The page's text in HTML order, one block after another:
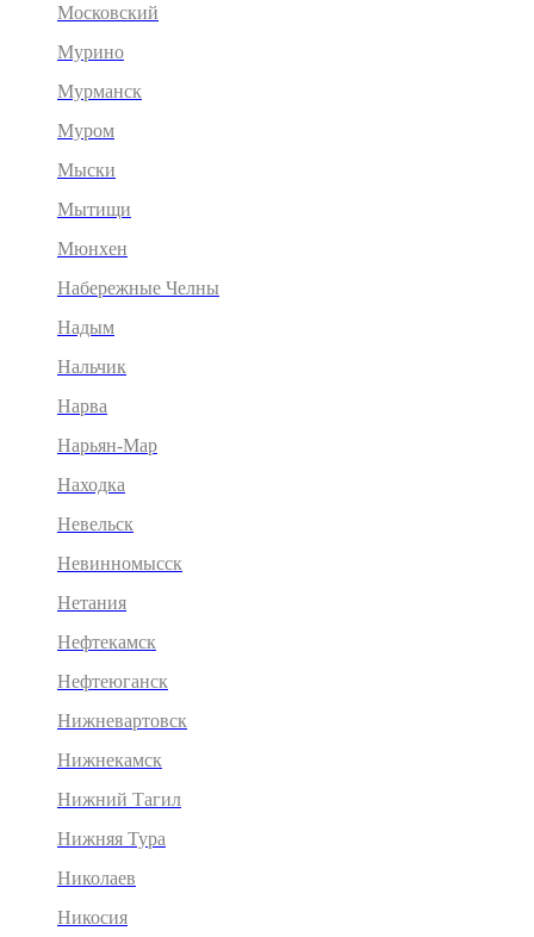
Московский
Мурино
Мурманск
Муром
Мыски
Мытищи
Мюнхен
Набережные Челны
Надым
Нальчик
Нарва
Нарьян-Мар
Находка
Невельск
Невинномысск
Нетания
Нефтекамск
Нефтеюганск
Нижневартовск
Нижнекамск
Нижний Тагил
Нижняя Тура
Николаев
Никосия